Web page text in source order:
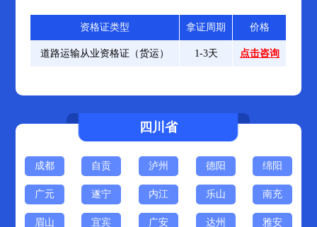
资格证类型 拿证周期 价格
道路运输从业资格证（货运） 1-3天 点击咨询
四川省
成都 自贡 泸州 德阳 绵阳
广元 遂宁 内江 乐山 南充
眉山 宜宾 广安 达州 雅安